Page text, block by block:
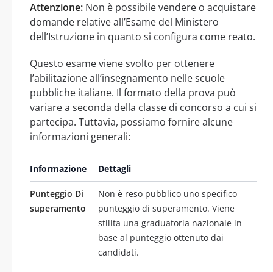
Attenzione: Non è possibile vendere o acquistare
domande relative all’Esame del Ministero
dell’Istruzione in quanto si configura come reato.
Questo esame viene svolto per ottenere
l’abilitazione all’insegnamento nelle scuole
pubbliche italiane. Il formato della prova può
variare a seconda della classe di concorso a cui si
partecipa. Tuttavia, possiamo fornire alcune
informazioni generali:
Informazione Dettagli
Punteggio Di
superamento
Non è reso pubblico uno specifico
punteggio di superamento. Viene
stilita una graduatoria nazionale in
base al punteggio ottenuto dai
candidati.